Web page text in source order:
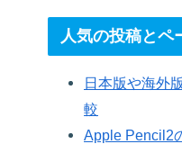
人気の投稿とペ
日本版や海外
較
Apple Pencil2